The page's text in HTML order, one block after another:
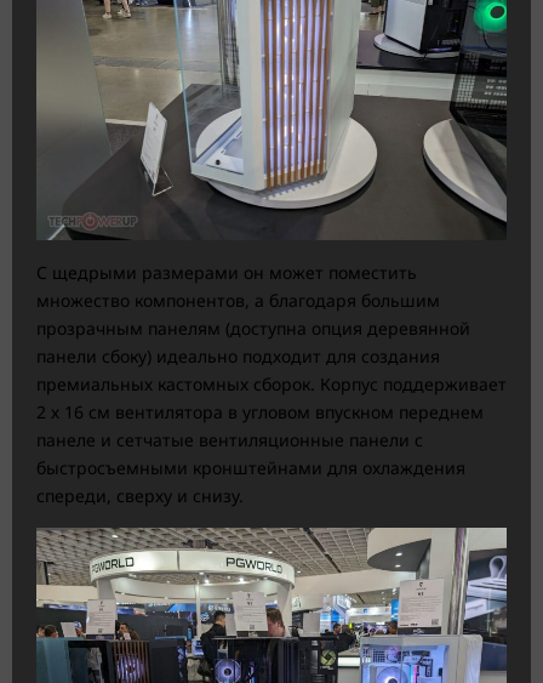
С щедрыми размерами он может поместить
множество компонентов, а благодаря большим
прозрачным панелям (доступна опция деревянной
панели сбоку) идеально подходит для создания
премиальных кастомных сборок. Корпус поддерживает
2 х 16 см вентилятора в угловом впускном переднем
панеле и сетчатые вентиляционные панели с
быстросъемными кронштейнами для охлаждения
спереди, сверху и снизу.